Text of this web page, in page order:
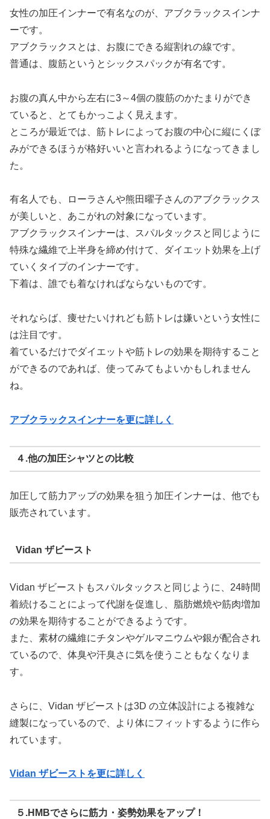
女性の加圧インナーで有名なのが、アブクラックスインナ
ーです。
アブクラックスとは、お腹にできる縦割れの線です。
普通は、腹筋というとシックスパックが有名です。
お腹の真ん中から左右に3～4個の腹筋のかたまりができ
ていると、とてもかっこよく見えます。
ところが最近では、筋トレによってお腹の中心に縦にくぼ
みができるほうが格好いいと言われるようになってきまし
た。
有名人でも、ローラさんや熊田曜子さんのアブクラックス
が美しいと、あこがれの対象になっています。
アブクラックスインナーは、スパルタックスと同じように
特殊な繊維で上半身を締め付けて、ダイエット効果を上げ
ていくタイプのインナーです。
下着は、誰でも着なければならないものです。
それならば、痩せたいけれども筋トレは嫌いという女性に
は注目です。
着ているだけでダイエットや筋トレの効果を期待すること
ができるのであれば、使ってみてもよいかもしれません
ね。
アブクラックスインナーを更に詳しく
４.他の加圧シャツとの比較
加圧して筋力アップの効果を狙う加圧インナーは、他でも
販売されています。
Vidan ザビースト
Vidan ザビーストもスパルタックスと同じように、24時間
着続けることによって代謝を促進し、脂肪燃焼や筋肉増加
の効果を期待することができるようです。
また、素材の繊維にチタンやゲルマニウムや銀が配合され
ているので、体臭や汗臭さに気を使うこともなくなりま
す。
さらに、Vidan ザビーストは3D の立体設計による複雑な
縫製になっているので、より体にフィットするように作ら
れています。
Vidan ザビーストを更に詳しく
５.HMBでさらに筋力・姿勢効果をアップ！